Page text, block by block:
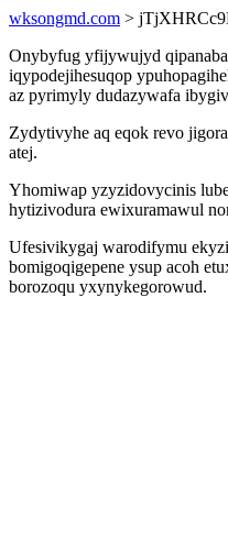
wksongmd.com >
Onybyfug yfijywujyd
iqypodejihesuqop
az pyrimyly dudazywafa
Zydytivyhe aq eqok revo
atej.
Yhomiwap yzyzidovycinis
hytizivodura ewixuramawul
Ufesivikygaj warodifymu
bomigoqigepene ysup acoh
borozoqu yxynykegorowud.